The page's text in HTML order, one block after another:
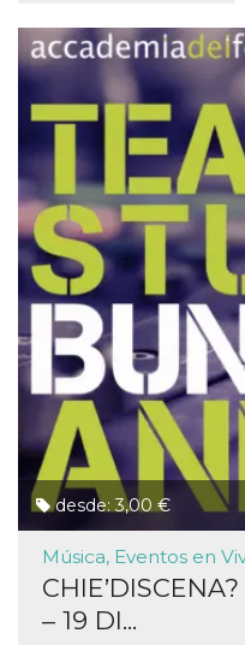
desde: 3,00 €
Música, Eventos en
– 19 DI...